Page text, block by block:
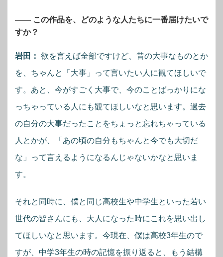
―― この作品を、どのような人たちに一番届けたいで
すか？
岩田： 欲を言えば全部ですけど、昔の大事なものとか
を、ちゃんと「大事」って言いたい人に観てほしいで
す。あと、今がすごく大事で、今のことばっかりにな
っちゃっている人にも観てほしいなと思います。過去
の自分の大事だったことをちょっと忘れちゃっている
人とかが、「あの頃の自分もちゃんと今でも大切だ
な」って言えるようになるんじゃないかなと思いま
す。
それと同時に、僕と同じ高校生や中学生といった若い
世代の皆さんにも、大人になった時にこれを思い出し
てほしいなと思います。今現在、僕は高校3年生ので
すが、中学3年生の時の記憶を振り返ると、もう結構